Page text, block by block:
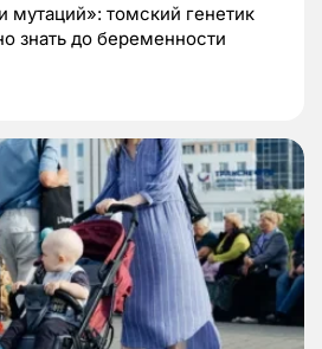
мутаций»: томский генетик
знать до беременности